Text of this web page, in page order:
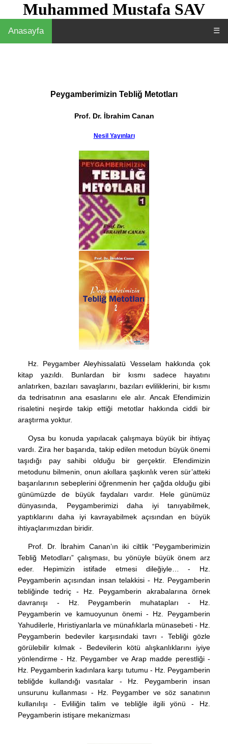
Muhammed Mustafa SAV
Anasayfa ☰
Peygamberimizin Tebliğ Metotları
Prof. Dr. İbrahim Canan
Nesil Yayınları
Hz. Peygamber Aleyhissalatü Vesselam hakkında çok
kitap yazıldı. Bunlardan bir kısmı sadece hayatını
anlatırken, bazıları savaşlarını, bazıları evliliklerini, bir kısmı
da tedrisatının ana esaslarını ele alır. Ancak Efendimizin
risaletini neşirde takip ettiği metotlar hakkında ciddi bir
araştırma yoktur.
Oysa bu konuda yapılacak çalışmaya büyük bir ihtiyaç
vardı. Zira her başarıda, takip edilen metodun büyük önemi
taşıdığı pay sahibi olduğu bir gerçektir. Efendimizin
metodunu bilmenin, onun akıllara şaşkınlık veren sür’atteki
başarılarının sebeplerini öğrenmenin her çağda olduğu gibi
günümüzde de büyük faydaları vardır. Hele günümüz
dünyasında, Peygamberimizi daha iyi tanıyabilmek,
yaptıklarını daha iyi kavrayabilmek açısından en büyük
ihtiyaçlarımızdan biridir.
Prof. Dr. İbrahim Canan’ın iki ciltlik “Peygamberimizin
Tebliğ Metodları” çalışması, bu yönüyle büyük önem arz
eder. Hepimizin istifade etmesi dileğiyle… - Hz.
Peygamberin açısından insan telakkisi - Hz. Peygamberin
tebliğinde tedriç - Hz. Peygamberin akrabalarına örnek
davranışı - Hz. Peygamberin muhatapları - Hz.
Peygamberin ve kamuoyunun önemi - Hz. Peygamberin
Yahudilerle, Hıristiyanlarla ve münafıklarla münasebeti - Hz.
Peygamberin bedeviler karşısındaki tavrı - Tebliği gözle
görülebilir kılmak - Bedevilerin kötü alışkanlıklarını iyiye
yönlendirme - Hz. Peygamber ve Arap madde perestliği -
Hz. Peygamberin kadınlara karşı tutumu - Hz. Peygamberin
tebliğde kullandığı vasıtalar - Hz. Peygamberin insan
unsurunu kullanması - Hz. Peygamber ve söz sanatının
kullanılışı - Evliliğin talim ve tebliğle ilgili yönü - Hz.
Peygamberin istişare mekanizması